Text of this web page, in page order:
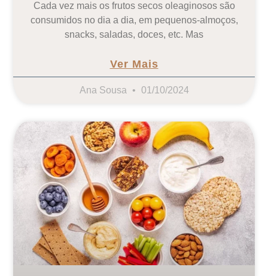
Cada vez mais os frutos secos oleaginosos são
consumidos no dia a dia, em pequenos-almoços,
snacks, saladas, doces, etc. Mas
Ver Mais
Ana Sousa 01/10/2024